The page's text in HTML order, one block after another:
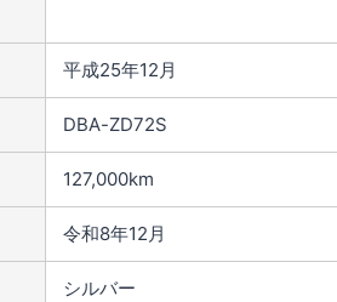
平成25年12月
DBA-ZD72S
127,000km
令和8年12月
シルバー